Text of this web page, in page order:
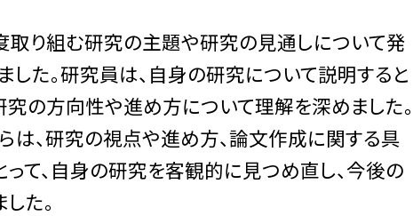
り組む研究の主題や研究の見通しについて発
た。研究員は、自身の研究について説明すると
究の方向性や進め方について理解を深めました。
は、研究の視点や進め方、論文作成に関する具
て、自身の研究を客観的に見つめ直し、今後の
た。